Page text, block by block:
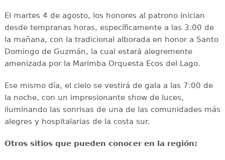
El martes 4 de agosto, los honores al patrono inician
desde tempranas horas, específicamente a las 3:00 de
la mañana, con la tradicional alborada en honor a Santo
Domingo de Guzmán, la cual estará alegremente
amenizada por la Marimba Orquesta Ecos del Lago.
Ese mismo día, el cielo se vestirá de gala a las 7:00 de
la noche, con un impresionante show de luces,
iluminando las sonrisas de una de las comunidades más
alegres y hospitalarias de la costa sur.
Otros sitios que pueden conocer en la región: